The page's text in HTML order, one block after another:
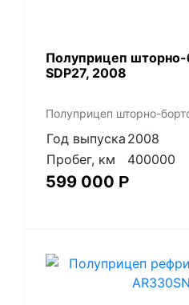
Полуприцеп
SDP27, 2008
Полуприцеп шторно-
Год выпуска 2008
Пробег, км
400000
599 000 Р